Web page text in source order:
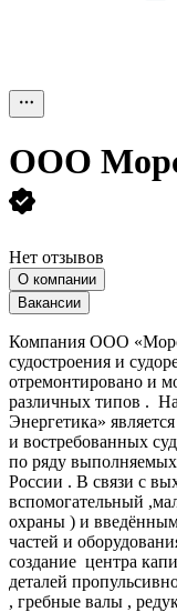
ООО
Нет отзывов
О компании
Вакансии
Компания ООО
судостроения и
отремонтировано и
различных типов .
Энергетика»
и востребованных
по ряду
России . В связи с
вспомогательный
охраны ) и
частей и
создание центра
деталей
, гребные валы ,